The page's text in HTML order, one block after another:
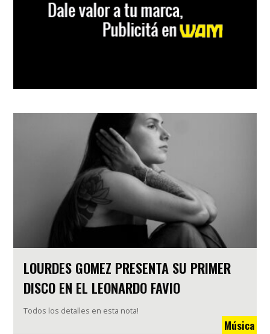
LOURDES GOMEZ PRESENTA SU PRIMER
DISCO EN EL LEONARDO FAVIO
Todos los detalles en esta nota!
Música